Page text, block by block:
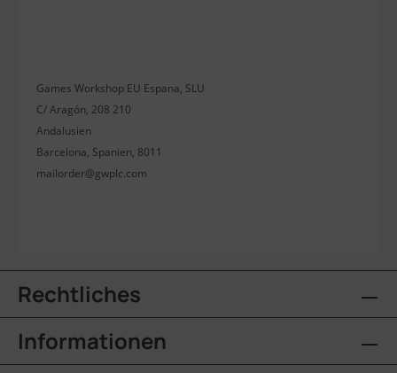
Games Workshop EU Espana, SLU
C/ Aragón, 208 210
Andalusien
Barcelona, Spanien, 8011
mailorder@gwplc.com
Rechtliches
Informationen